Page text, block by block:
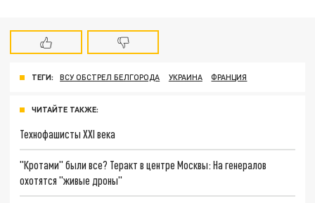
ТЕГИ: ВСУ ОБСТРЕЛ БЕЛГОРОДА УКРАИНА ФРАНЦИЯ
ЧИТАЙТЕ ТАКЖЕ:
Технофашисты XXI века
"Кротами" были все? Теракт в центре Москвы: На генералов
охотятся "живые дроны"